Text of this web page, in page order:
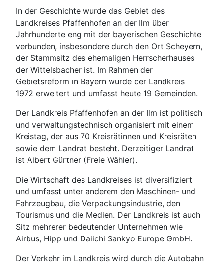
In der Geschichte wurde das Gebiet des
Landkreises Pfaffenhofen an der Ilm über
Jahrhunderte eng mit der bayerischen Geschichte
verbunden, insbesondere durch den Ort Scheyern,
der Stammsitz des ehemaligen Herrscherhauses
der Wittelsbacher ist. Im Rahmen der
Gebietsreform in Bayern wurde der Landkreis
1972 erweitert und umfasst heute 19 Gemeinden.
Der Landkreis Pfaffenhofen an der Ilm ist politisch
und verwaltungstechnisch organisiert mit einem
Kreistag, der aus 70 Kreisrätinnen und Kreisräten
sowie dem Landrat besteht. Derzeitiger Landrat
ist Albert Gürtner (Freie Wähler).
Die Wirtschaft des Landkreises ist diversifiziert
und umfasst unter anderem den Maschinen- und
Fahrzeugbau, die Verpackungsindustrie, den
Tourismus und die Medien. Der Landkreis ist auch
Sitz mehrerer bedeutender Unternehmen wie
Airbus, Hipp und Daiichi Sankyo Europe GmbH.
Der Verkehr im Landkreis wird durch die Autobahn